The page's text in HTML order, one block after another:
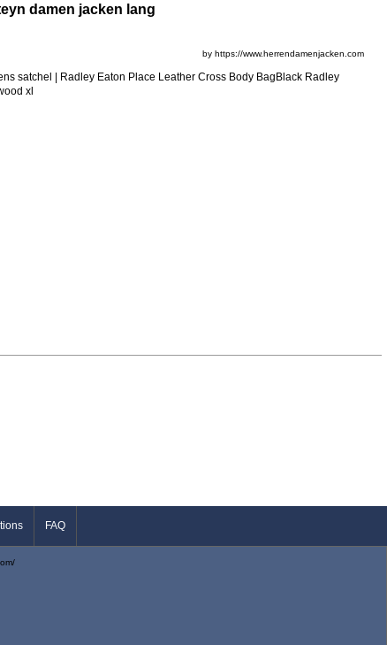
damen jacken lang
by https://www.herrendamenjacken.com
satchel | Radley Eaton Place Leather Cross Body BagBlack Radley
xl
FAQ